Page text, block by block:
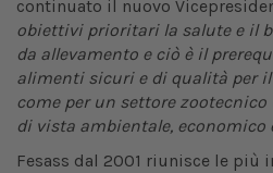
continuato il nuovo
obiettivi prioritari la salute e il
da allevamento e ciò è il
alimenti sicuri e di qualità per
come per un settore
di vista ambientale, economico
Fesass dal 2001 riunisce le